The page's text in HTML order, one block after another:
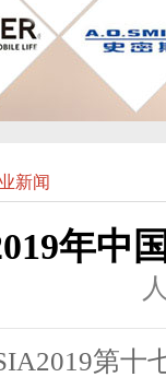
新闻
年中
第十